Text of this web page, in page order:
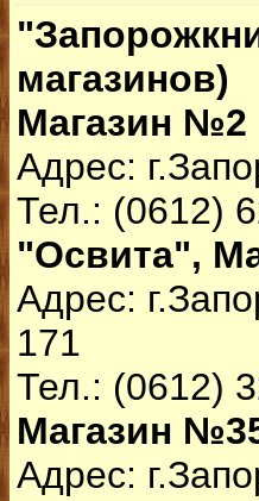
магазинов)
Магазин №2
Адрес:
Тел.: (0612)
"Освита",
Адрес:
171
Тел.: (0612)
Магазин
Адрес: